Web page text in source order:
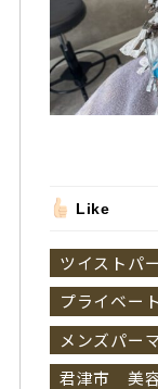
Like
ツイストパ
プライベー
メンズパー
君津市 美